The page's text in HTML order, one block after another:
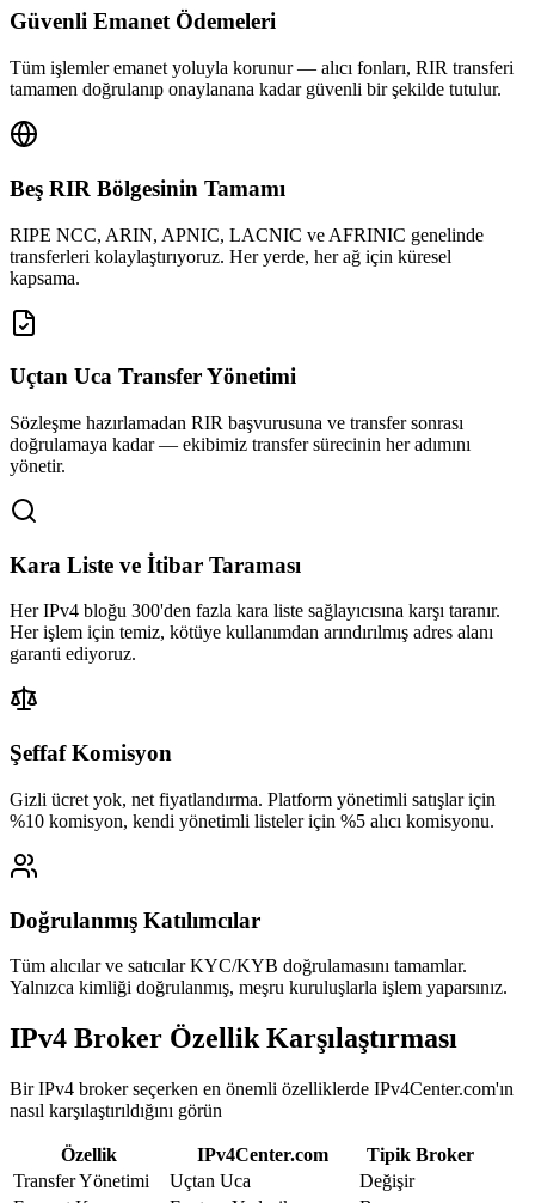
Güvenli Emanet Ödemeleri
Tüm işlemler emanet yoluyla korunur — alıcı fonları, RIR transferi
tamamen doğrulanıp onaylanana kadar güvenli bir şekilde tutulur.
Beş RIR Bölgesinin Tamamı
RIPE NCC, ARIN, APNIC, LACNIC ve AFRINIC genelinde
transferleri kolaylaştırıyoruz. Her yerde, her ağ için küresel
kapsama.
Uçtan Uca Transfer Yönetimi
Sözleşme hazırlamadan RIR başvurusuna ve transfer sonrası
doğrulamaya kadar — ekibimiz transfer sürecinin her adımını
yönetir.
Kara Liste ve İtibar Taraması
Her IPv4 bloğu 300'den fazla kara liste sağlayıcısına karşı taranır.
Her işlem için temiz, kötüye kullanımdan arındırılmış adres alanı
garanti ediyoruz.
Şeffaf Komisyon
Gizli ücret yok, net fiyatlandırma. Platform yönetimli satışlar için
%10 komisyon, kendi yönetimli listeler için %5 alıcı komisyonu.
Doğrulanmış Katılımcılar
Tüm alıcılar ve satıcılar KYC/KYB doğrulamasını tamamlar.
Yalnızca kimliği doğrulanmış, meşru kuruluşlarla işlem yaparsınız.
IPv4 Broker Özellik Karşılaştırması
Bir IPv4 broker seçerken en önemli özelliklerde IPv4Center.com'ın
nasıl karşılaştırıldığını görün
Özellik IPv4Center.com
Tipik Broker
Transfer Yönetimi
Uçtan Uca
Değişir